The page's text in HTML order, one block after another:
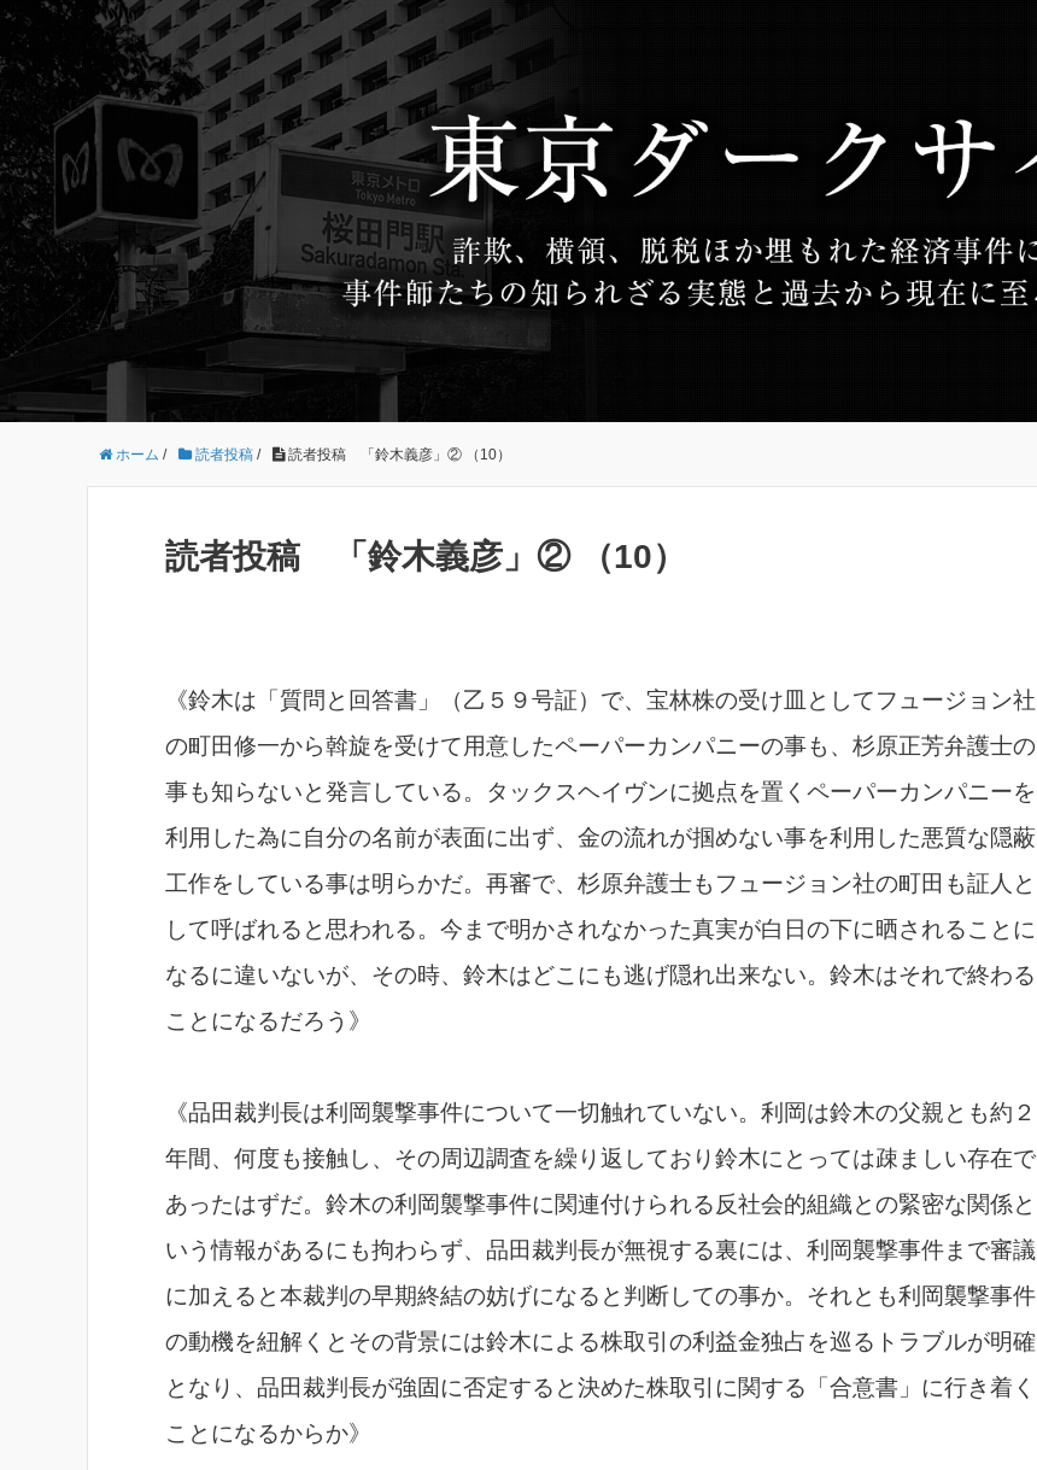
ホーム / 読者投稿 / 読者投稿 「鈴木義彦」② （10）
読者投稿 「鈴木義彦」② （10）
《鈴木は「質問と回答書」（乙５９号証）で、宝林株の受け皿としてフュージョン社
の町田修一から斡旋を受けて用意したペーパーカンパニーの事も、杉原正芳弁護士の
事も知らないと発言している。タックスヘイヴンに拠点を置くペーパーカンパニーを
利用した為に自分の名前が表面に出ず、金の流れが掴めない事を利用した悪質な隠蔽
工作をしている事は明らかだ。再審で、杉原弁護士もフュージョン社の町田も証人と
して呼ばれると思われる。今まで明かされなかった真実が白日の下に晒されることに
なるに違いないが、その時、鈴木はどこにも逃げ隠れ出来ない。鈴木はそれで終わる
ことになるだろう》
《品田裁判長は利岡襲撃事件について一切触れていない。利岡は鈴木の父親とも約２
年間、何度も接触し、その周辺調査を繰り返しており鈴木にとっては疎ましい存在で
あったはずだ。鈴木の利岡襲撃事件に関連付けられる反社会的組織との緊密な関係と
いう情報があるにも拘わらず、品田裁判長が無視する裏には、利岡襲撃事件まで審議
に加えると本裁判の早期終結の妨げになると判断しての事か。それとも利岡襲撃事件
の動機を紐解くとその背景には鈴木による株取引の利益金独占を巡るトラブルが明確
となり、品田裁判長が強固に否定すると決めた株取引に関する「合意書」に行き着く
ことになるからか》